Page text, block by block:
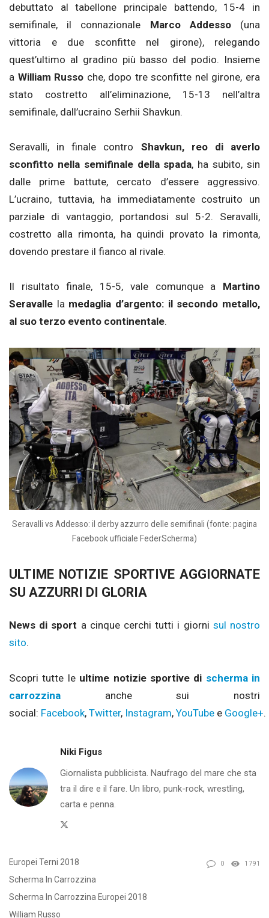
debuttato al tabellone principale battendo, 15-4 in
semifinale, il connazionale Marco Addesso(una
vittoria e due sconfitte nel girone), relegando
quest’ultimo al gradino più basso del podio. Insieme
a William Russo che, dopo tre sconfitte nel girone, era
stato costretto all’eliminazione, 15-13 nell’altra
semifinale, dall’ucraino Serhii Shavkun.
Seravalli, in finale contro Shavkun, reo di averlo
sconfitto nella semifinale della spada, ha subito, sin
dalle prime battute, cercato d’essere aggressivo.
L’ucraino, tuttavia, ha immediatamente costruito un
parziale di vantaggio, portandosi sul 5-2. Seravalli,
costretto alla rimonta, ha quindi provato la rimonta,
dovendo prestare il fianco al rivale.
Il risultato finale, 15-5, vale comunque a Martino
Seravalle lamedaglia d’argento: il secondo metallo,
al suo terzo evento continentale.
Seravalli vs Addesso: il derby azzurro delle semifinali (fonte: pagina
Facebook ufficiale FederScherma)
ULTIME NOTIZIE SPORTIVE AGGIORNATE
SU AZZURRI DI GLORIA
News di sport a cinque cerchi tutti i giorni sul nostro
sito.
Scopri tutte le ultime notizie sportive di scherma in
carrozzina anche sui nostri
social: Facebook, Twitter, Instagram, YouTube e Google+.
Niki Figus
Giornalista pubblicista. Naufrago del mare che sta
tra il dire e il fare. Un libro, punk-rock, wrestling,
carta e penna.
Europei Terni 2018
Scherma In Carrozzina
Scherma In Carrozzina Europei 2018
William Russo
0 1791